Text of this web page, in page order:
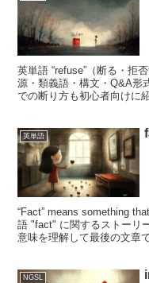
英単語 “refuse”（断る・拒
源・類義語・構文・Q&A形
での断り方も初心者向けに
英単語
“Fact” means something
語 "fact" に関するストーリ
意味を理解して最後の文章
NGSL